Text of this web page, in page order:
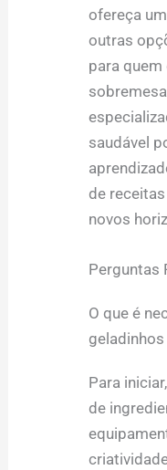
ofereça
outras
para
saudável
de
novos
Perguntas
O que é
Para
de